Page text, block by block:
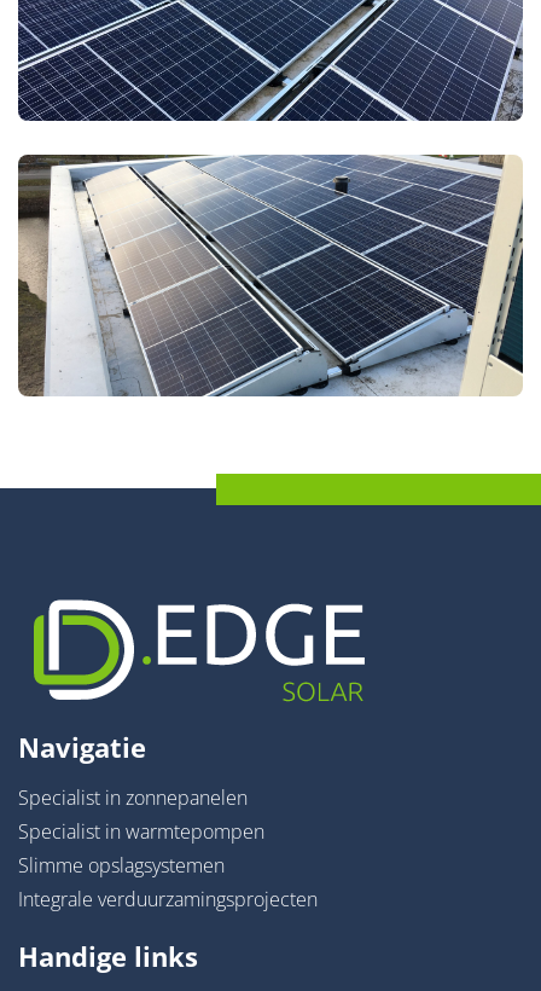
Navigatie
Specialist in zonnepanelen
Specialist in warmtepompen
Slimme opslagsystemen
Integrale verduurzamingsprojecten
Handige links